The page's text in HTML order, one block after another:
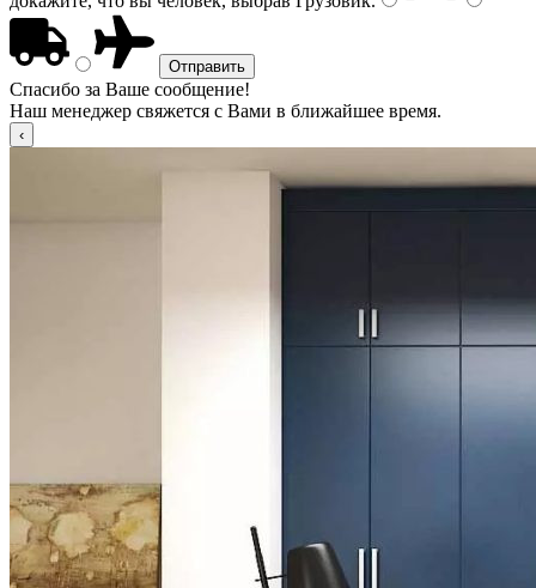
Спасибо за Ваше сообщение!
Наш менеджер свяжется с Вами в ближайшее время.